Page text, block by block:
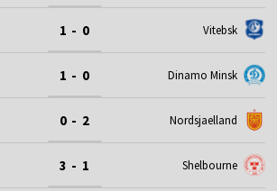
1 - 0 Vitebsk
1 - 0 Dinamo Minsk
0 - 2 Nordsjaelland
3 - 1 Shelbourne